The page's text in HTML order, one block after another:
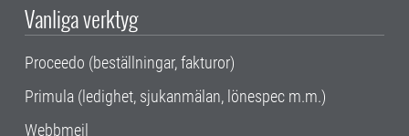
Vanliga verktyg
Proceedo (beställningar, fakturor)
Primula (ledighet, sjukanmälan, lönespec m.m.)
Webbmejl